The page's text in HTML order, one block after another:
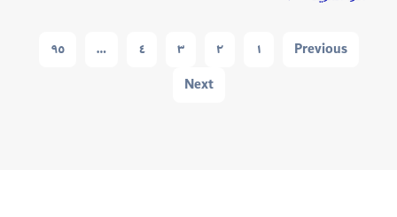
أول
Navigation
Previous ١ ٢ ٣ ٤ …
٩٥
Next